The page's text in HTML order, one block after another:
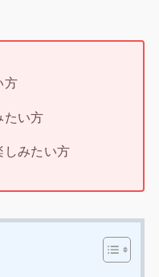
方
たい方
しみたい方